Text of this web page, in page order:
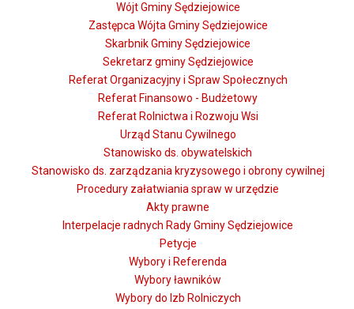
Wójt Gminy Sędziejowice
Zastępca Wójta Gminy Sędziejowice
Skarbnik Gminy Sędziejowice
Sekretarz gminy Sędziejowice
Referat Organizacyjny i Spraw Społecznych
Referat Finansowo - Budżetowy
Referat Rolnictwa i Rozwoju Wsi
Urząd Stanu Cywilnego
Stanowisko ds. obywatelskich
Stanowisko ds. zarządzania kryzysowego i obrony cywilnej
Procedury załatwiania spraw w urzędzie
Akty prawne
Interpelacje radnych Rady Gminy Sędziejowice
Petycje
Wybory i Referenda
Wybory ławników
Wybory do Izb Rolniczych